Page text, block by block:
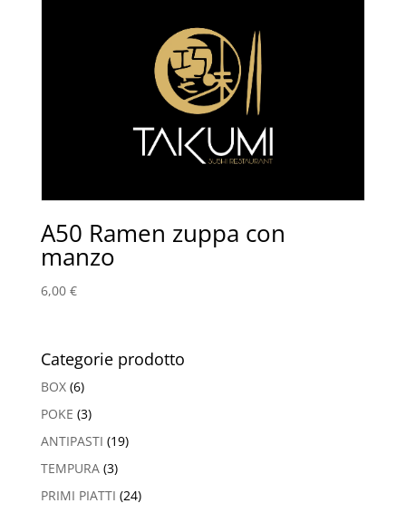
A50 Ramen zuppa con
manzo
6,00 €
Categorie prodotto
BOX (6)
POKE (3)
ANTIPASTI (19)
TEMPURA (3)
PRIMI PIATTI (24)